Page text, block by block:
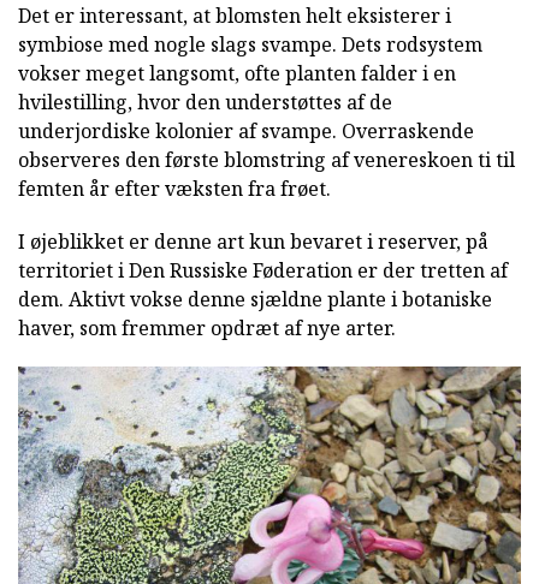
Det er interessant, at blomsten helt eksisterer i
symbiose med nogle slags svampe. Dets rodsystem
vokser meget langsomt, ofte planten falder i en
hvilestilling, hvor den understøttes af de
underjordiske kolonier af svampe. Overraskende
observeres den første blomstring af venereskoen ti til
femten år efter væksten fra frøet.
I øjeblikket er denne art kun bevaret i reserver, på
territoriet i Den Russiske Føderation er der tretten af
dem. Aktivt vokse denne sjældne plante i botaniske
haver, som fremmer opdræt af nye arter.